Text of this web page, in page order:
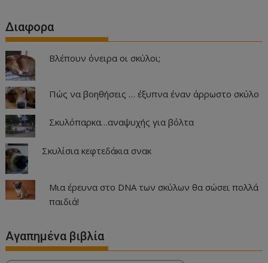
Διαφορα
Βλέπουν όνειρα οι σκύλοι;
Πώς να βοηθήσεις … έξυπνα έναν άρρωστο σκύλο
Σκυλόπαρκα…αναψυχής για βόλτα
Σκυλίσια κεφτεδάκια σνακ
Μια έρευνα στο DNA των σκύλων θα σώσει πολλά
παιδιά!
Αγαπημένα βιβλία